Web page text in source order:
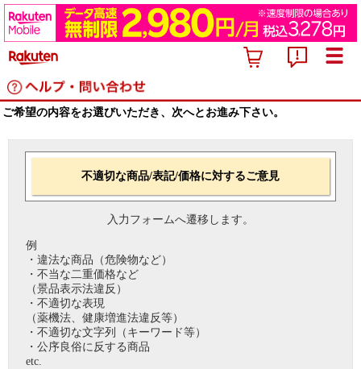
ご希望の内容をお選びいただき、次へとお進み下さい。
不適切な商品/表記/価格に対するご意見
入力フォームへ遷移します。
例
・違法な商品（危険物など）
・不当な二重価格など
（景品表示法違反）
・不適切な表現
（薬機法、健康増進法違反等）
・不適切な文字列（キーワード等）
・公序良俗に反する商品
etc.